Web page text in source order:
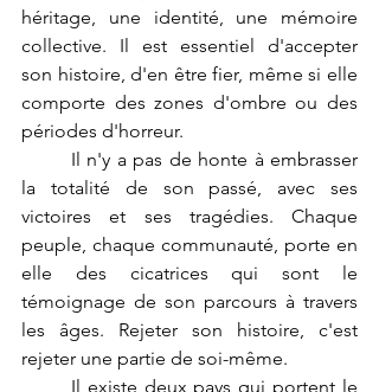
héritage, une identité, une mémoire
collective. Il est essentiel d'accepter
son histoire, d'en être fier, même si elle
comporte des zones d'ombre ou des
périodes d'horreur.
la totalité de son passé, avec ses
victoires et ses tragédies. Chaque
peuple, chaque communauté, porte en
elle des cicatrices qui sont le
témoignage de son parcours à travers
les âges. Rejeter son histoire, c'est
rejeter une partie de soi-même.